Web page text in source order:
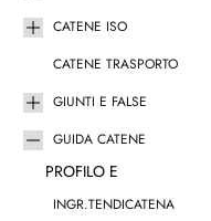
CATENE ISO
CATENE TRASPORTO
GIUNTI E FALSE
GUIDA CATENE
PROFILO E
INGR.TENDICATENA